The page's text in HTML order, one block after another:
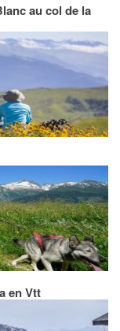
au col de la
en Vtt